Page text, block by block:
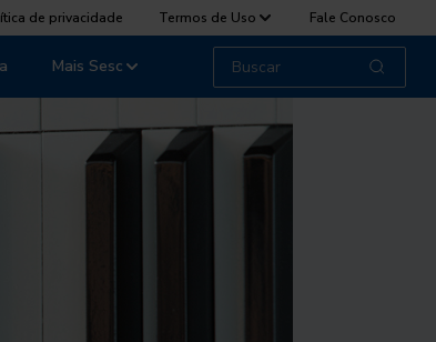
de privacidade Termos de Uso Fale Conosco
Mais Sesc